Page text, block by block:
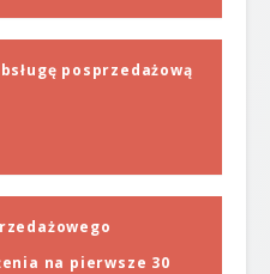
posprzedażową
na pierwsze 30